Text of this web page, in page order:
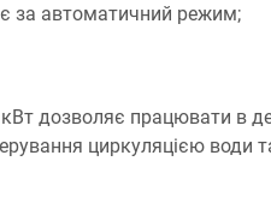
за автоматичний режим;
дозволяє працювати в
циркуляцією води